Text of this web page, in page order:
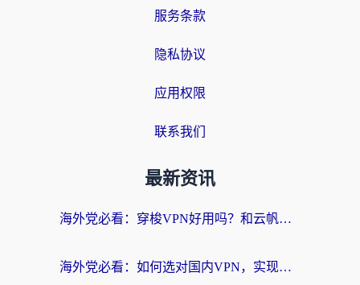
服务条款
隐私协议
应用权限
联系我们
最新资讯
海外党必看：穿梭VPN好用吗？和云帆VPN对比哪个回国效果更好？附真实测评+避坑指南
海外党必看：如何选对国内VPN，实现无缝访问国内资源？